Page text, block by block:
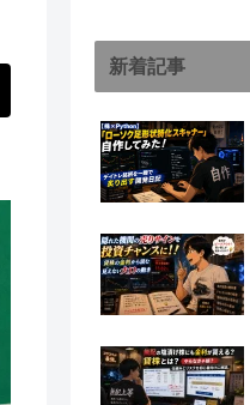
新着記事